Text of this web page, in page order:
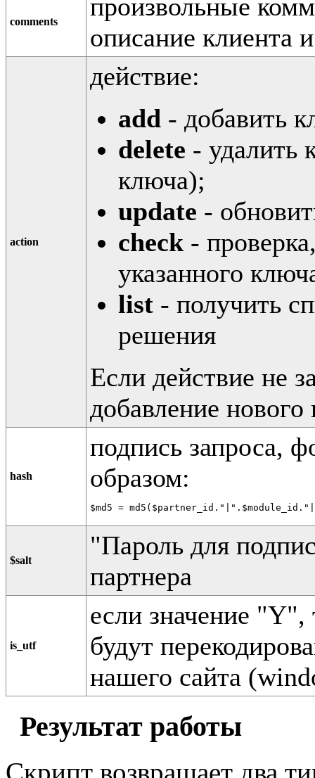
comments
произвольные
описание клиента
action
действие:
add - добавить
delete - удалить
ключа);
update -
check -
указанного
list - получить
решения
Если действие не
добавление нового
hash
подпись запроса,
образом:
$md5 =
$salt
"Пароль для
партнера
is_utf
если значение
будут
нашего сайта
Результат работы
Скрипт возвращает два